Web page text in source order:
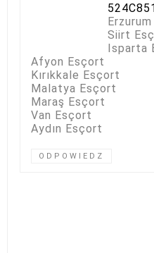
Siirt
Isparta
Afyon Esçort
Kırıkkale Esçort
Malatya Esçort
Maraş Esçort
Van Esçort
Aydın Esçort
ODPOWIEDZ